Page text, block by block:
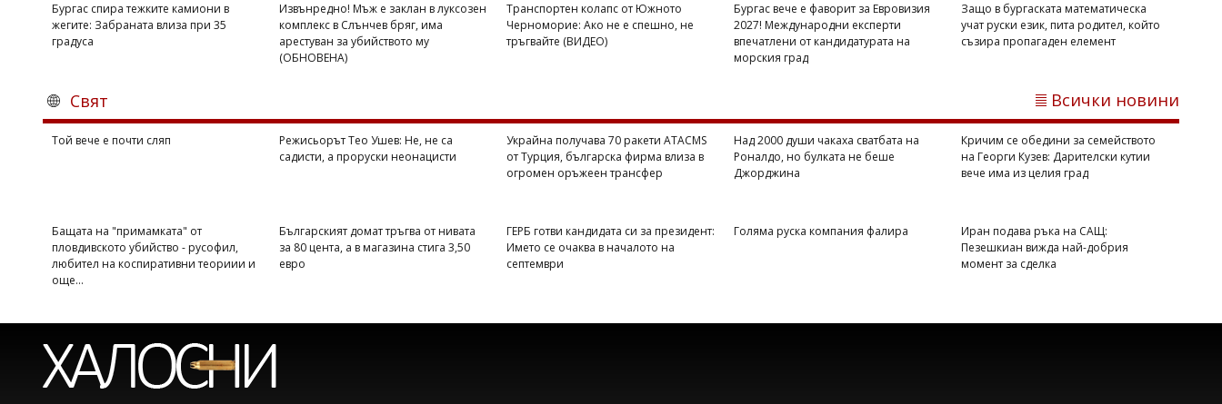
Познат на убития Георги Кузев: Беше
скромен и свит, просто си търсеше
приятелка
Бургас спира тежките камиони в
жегите: Забраната влиза при 35
градуса
Извънредно! Мъж е заклан в луксозен
комплекс в Слънчев бряг, има
арестуван за убийството му
(ОБНОВЕНА)
Транспортен колапс от Южното
Черноморие: Ако не е спешно, не
тръгвайте (ВИДЕО)
Бургас вече е фаворит за Евровизия
2027! Международни експерти
впечатлени от кандидатурата на
морския град
Защо в бургаската математическа
учат руски език, пита родител, който
съзира пропагаден елемент
Свят Всички новини
Той вече е почти сляп
Режисьорът Тео Ушев: Не, не са
садисти, а проруски неонацисти
Украйна получава 70 ракети ATACMS
от Турция, българска фирма влиза в
огромен оръжеен трансфер
Над 2000 души чакаха сватбата на
Роналдо, но булката не беше
Джорджина
Кричим се обедини за семейството
на Георги Кузев: Дарителски кутии
вече има из целия град
Бащата на "примамката" от
пловдивското убийство - русофил,
любител на коспиративни теориии и
още...
Българският домат тръгва от нивата
за 80 цента, а в магазина стига 3,50
евро
ГЕРБ готви кандидата си за президент:
Името се очаква в началото на
септември
Голяма руска компания фалира
Иран подава ръка на САЩ:
Пезешкиан вижда най-добрия
момент за сделка